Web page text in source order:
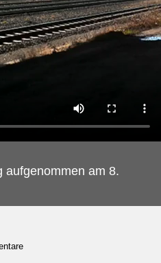
aufgenommen am 8.